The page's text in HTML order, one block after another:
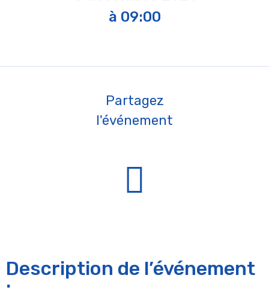
à 09:00
Partagez
l'événement
Description de l’événement